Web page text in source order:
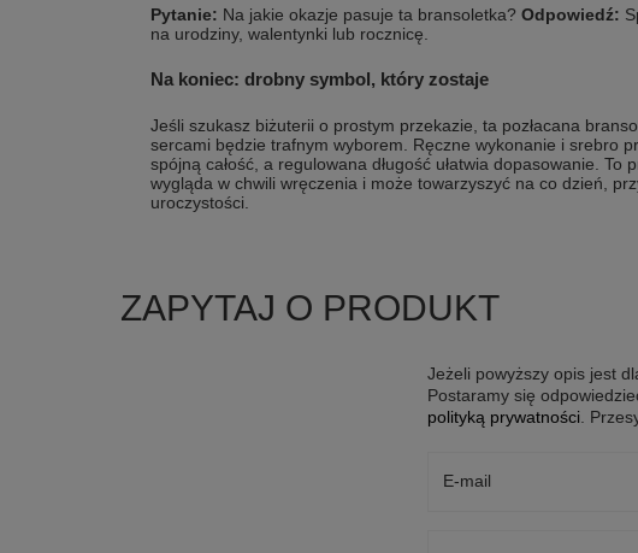
Pytanie: Na jakie okazje pasuje ta bransoletka? Odpowiedź:
na urodziny, walentynki lub rocznicę.
Na koniec: drobny symbol, który zostaje
Jeśli szukasz biżuterii o prostym przekazie, ta pozłacana
sercami będzie trafnym wyborem. Ręczne wykonanie i srebro
spójną całość, a regulowana długość ułatwia dopasowanie. To
wygląda w chwili wręczenia i może towarzyszyć na co dzień,
uroczystości.
ZAPYTAJ O PRODUKT
Jeżeli powyższy opis jest
Postaramy się
polityką prywatności .
E-mail